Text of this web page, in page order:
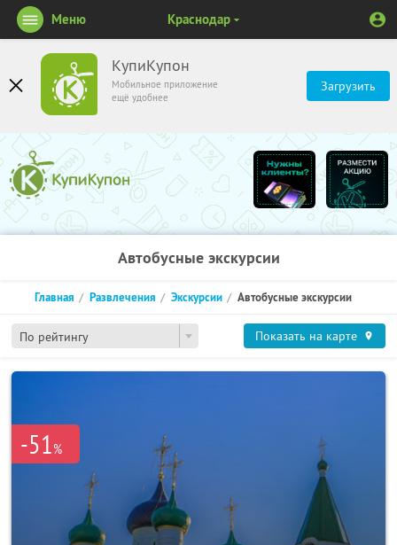
КупиКупон
Мобильное приложение
ещё удобнее
Загрузить
Меню Краснодар
Автобусные экскурсии
По рейтингу
Главная Развлечения Экскурсии Автобусные экскурсии
Показать на карте
-51%